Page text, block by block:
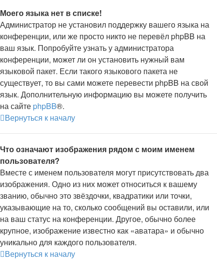
Моего языка нет в списке!
Администратор не установил поддержку вашего языка на
конференции, или же просто никто не перевёл phpBB на
ваш язык. Попробуйте узнать у администратора
конференции, может ли он установить нужный вам
языковой пакет. Если такого языкового пакета не
существует, то вы сами можете перевести phpBB на свой
язык. Дополнительную информацию вы можете получить
на сайте phpBB®.
Вернуться к началу
Что означают изображения рядом с моим именем
пользователя?
Вместе с именем пользователя могут присутствовать два
изображения. Одно из них может относиться к вашему
званию, обычно это звёздочки, квадратики или точки,
указывающие на то, сколько сообщений вы оставили, или
на ваш статус на конференции. Другое, обычно более
крупное, изображение известно как «аватара» и обычно
уникально для каждого пользователя.
Вернуться к началу